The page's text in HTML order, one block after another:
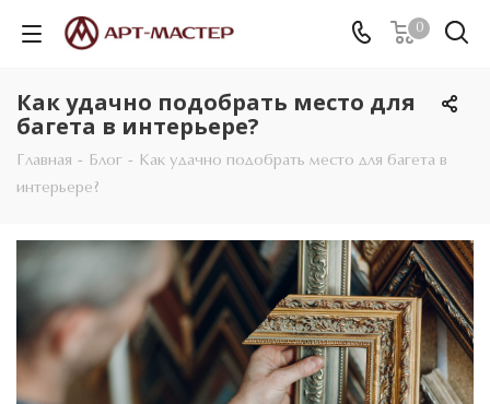
0
Как удачно подобрать место для
багета в интерьере?
Главная - Блог - Как удачно подобрать место для багета в
интерьере?